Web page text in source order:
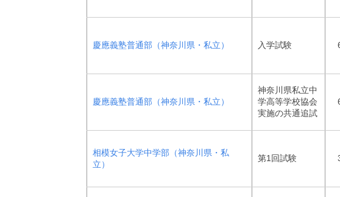
慶應義塾普通部（神奈川県・私立） 入学試験
慶應義塾普通部（神奈川県・私立）
神奈川県私立中
学高等学校協会
実施の共通追試
相模女子大学中学部（神奈川県・私
立）
第1回試験